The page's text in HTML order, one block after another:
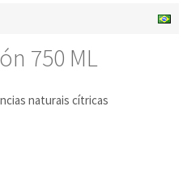
750 ML
naturais cítricas